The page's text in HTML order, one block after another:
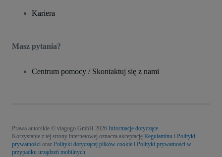
Kariera
Masz pytania?
Centrum pomocy / Skontaktuj się z nami
Prawa autorskie © viagogo GmbH 2026 Informacje dotyczące
Korzystanie z tej strony internetowej oznacza akceptację Regulaminu i Polityki
prywatności oraz Polityki dotyczącej plików cookie i Polityki prywatności w
przypadku urządzeń mobilnych